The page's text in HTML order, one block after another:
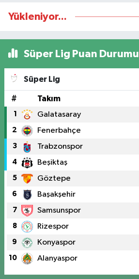
Yükleniyor...
Süper Lig Puan Durumu
Süper Lig
# Takım
1 Galatasaray
2 Fenerbahçe
3 Trabzonspor
4 Beşiktaş
5 Göztepe
6 Başakşehir
7 Samsunspor
8 Rizespor
9 Konyaspor
10 Alanyaspor